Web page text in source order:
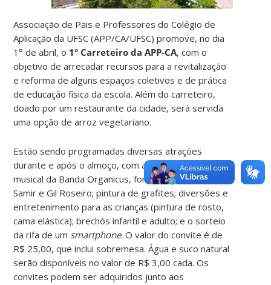
Associação de Pais e Professores do Colégio de
Aplicação da UFSC (APP/CA/UFSC) promove, no dia
1° de abril, o 1° Carreteiro da APP-CA, com o
objetivo de arrecadar recursos para a revitalização
e reforma de alguns espaços coletivos e de prática
de educação física da escola. Além do carreteiro,
doado por um restaurante da cidade, será servida
uma opção de arroz vegetariano.
Estão sendo programadas diversas atrações
durante e após o almoço, com a apresentação
musical da Banda Organicus, formada pelos irmãos
Samir e Gil Roseiro; pintura de grafites; diversões e
entretenimento para as crianças (pintura de rosto,
cama elástica); brechós infantil e adulto; e o sorteio
da rifa de um smartphone. O valor do convite é de
R$ 25,00, que inclui sobremesa. Água e suco natural
serão disponíveis no valor de R$ 3,00 cada. Os
convites podem ser adquiridos junto aos